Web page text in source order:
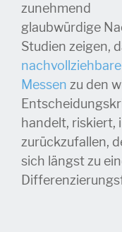
zunehmend
glaubwürdige
Studien zeigen,
Messen zu den
handelt, riskiert,
zurückzufallen,
sich längst zu